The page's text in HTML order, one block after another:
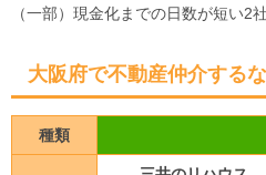
（一部）現金化までの日数が短い2
大阪府で不動産仲介する
種類